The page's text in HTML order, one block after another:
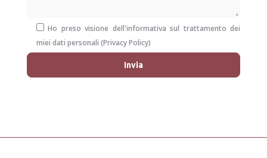
Ho preso visione dell'informativa sul trattamento dei
miei dati personali (Privacy Policy)